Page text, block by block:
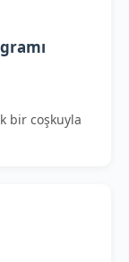
bir coşkuyla